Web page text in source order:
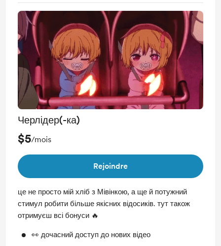
Черлідер(-ка)
$5/mois
Rejoindre
це не просто мій хліб з Мівінкою, а ще й потужний
стимул робити більше якісних відосиків. тут також
отримуєш всі бонуси 🔥
👀 дочасний доступ до нових відео